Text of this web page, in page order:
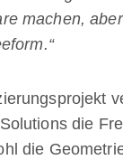
machen,
die
die